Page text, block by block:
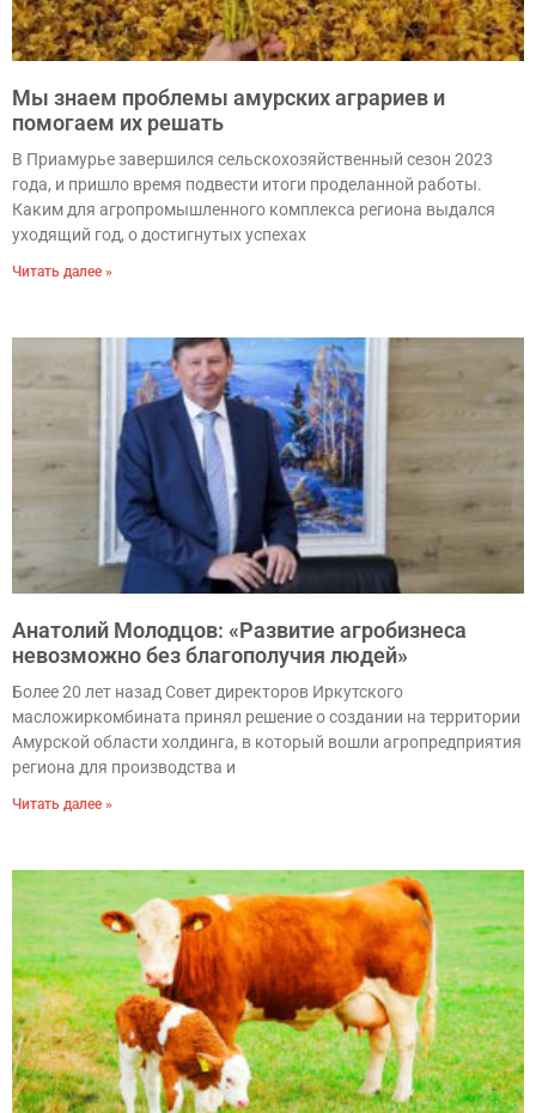
Мы знаем проблемы амурских аграриев и
помогаем их решать
В Приамурье завершился сельскохозяйственный сезон 2023
года, и пришло время подвести итоги проделанной работы.
Каким для агропромышленного комплекса региона выдался
уходящий год, о достигнутых успехах
Читать далее »
Анатолий Молодцов: «Развитие агробизнеса
невозможно без благополучия людей»
Более 20 лет назад Совет директоров Иркутского
масложиркомбината принял решение о создании на территории
Амурской области холдинга, в который вошли агропредприятия
региона для производства и
Читать далее »